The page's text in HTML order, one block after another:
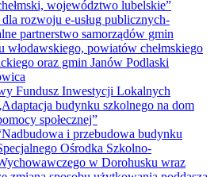
województwo lubelskie”
dla rozwoju e-usług publicznych-
partnerstwo samorządów gmin
włodawskiego, powiatów chełmskiego
oraz gmin Janów Podlaski
Fundusz Inwestycji Lokalnych
budynku szkolnego na dom
społecznej”
i przebudowa budynku
Ośrodka Szkolno-
w Dorohusku wraz